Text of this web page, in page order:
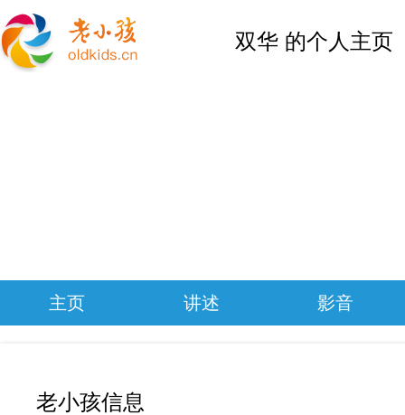
双华 的个人主页
主页 讲述 影音
老小孩信息